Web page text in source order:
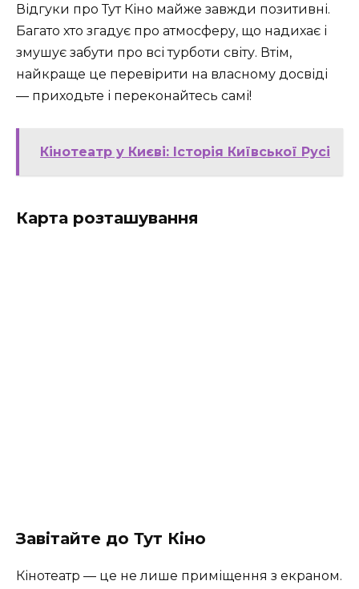
Відгуки про Тут Кіно майже завжди позитивні.
Багато хто згадує про атмосферу, що надихає і
змушує забути про всі турботи світу. Втім,
найкраще це перевірити на власному досвіді
— приходьте і переконайтесь самі!
Кінотеатр у Києві: Історія Київської Русі
Карта розташування
Завітайте до Тут Кіно
Кінотеатр — це не лише приміщення з екраном.